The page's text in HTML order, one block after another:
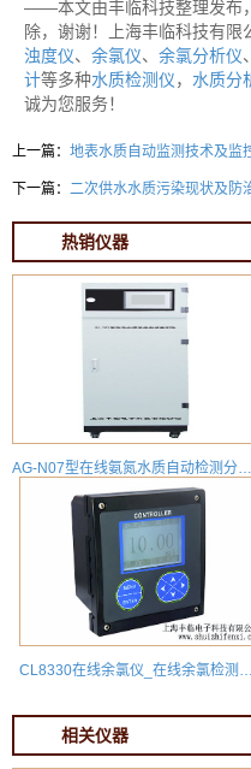
——本文由丰临科技整理发布
除，谢谢！上海丰临科技有限
浊度仪、 余氯仪、 余氯分析仪、
计等多种水质检测仪， 水质分
诚为您服务！
上一篇： 地表水质自动监测技术及监
下一篇： 二次供水水质污染现状及防
热销仪器
AG-N07型在线氨氮水质自动检测分析仪
CL8330在线余氯仪_在线余氯检测分析仪_膜法余氯测试仪
相关仪器